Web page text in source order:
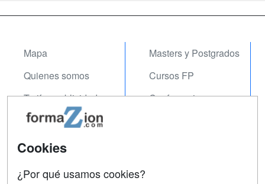
Mapa
Quienes somos
Tarifas publicidad
Acceso Usuarios
Acceso Centros
Masters y Postgrados
Cursos FP
Conferencias
Cookies
¿Por qué usamos cookies?